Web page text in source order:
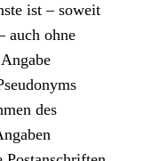
ist – soweit
auch ohne
des